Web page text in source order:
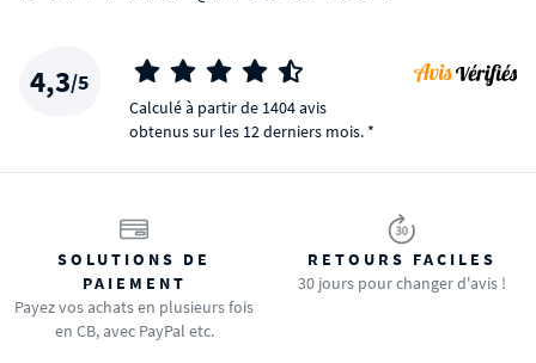
4,3/5
Calculé à partir de 1404 avis
obtenus sur les 12 derniers mois. *
SOLUTIONS DE
PAIEMENT
Payez vos achats en plusieurs fois
en CB, avec PayPal etc.
RETOURS FACILES
30 jours pour changer d'avis !